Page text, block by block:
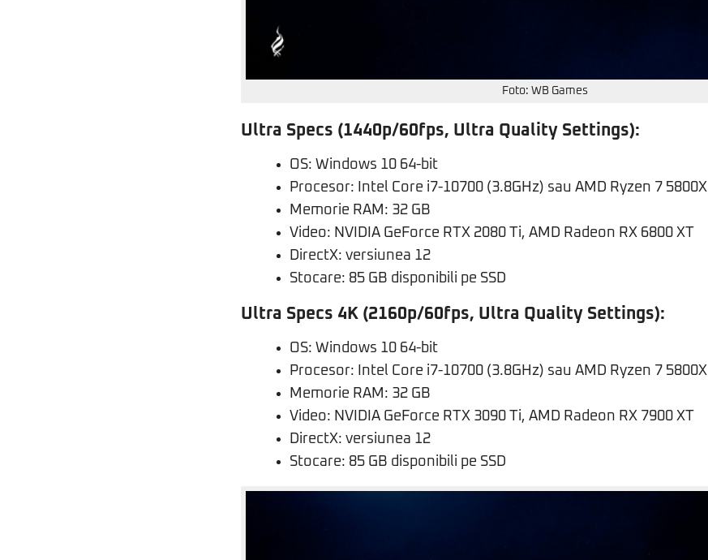
Foto: WB Games
Ultra Specs (1440p/60fps, Ultra Quality Settings):
OS: Windows 10 64-bit
Procesor: Intel Core i7-10700 (3.8GHz) sau AMD Ryzen 7
Memorie RAM: 32 GB
Video: NVIDIA GeForce RTX 2080 Ti, AMD Radeon RX 6800 XT
DirectX: versiunea 12
Stocare: 85 GB disponibili pe SSD
Ultra Specs 4K (2160p/60fps, Ultra Quality Settings):
OS: Windows 10 64-bit
Procesor: Intel Core i7-10700 (3.8GHz) sau AMD Ryzen 7
Memorie RAM: 32 GB
Video: NVIDIA GeForce RTX 3090 Ti, AMD Radeon RX 7900 XT
DirectX: versiunea 12
Stocare: 85 GB disponibili pe SSD